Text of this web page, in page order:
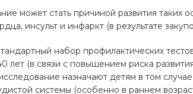
может стать причиной развития таких
инсульт и инфаркт (в результате
набор профилактических
лет (в связи с повышением риска
назначают детям в том
системы (особенно в раннем